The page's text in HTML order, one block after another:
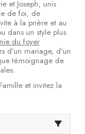
et Joseph, unis
de foi, de
à la prière et au
dans un style plus
du foyer
d’un mariage, d’un
témoignage de
et invitez la